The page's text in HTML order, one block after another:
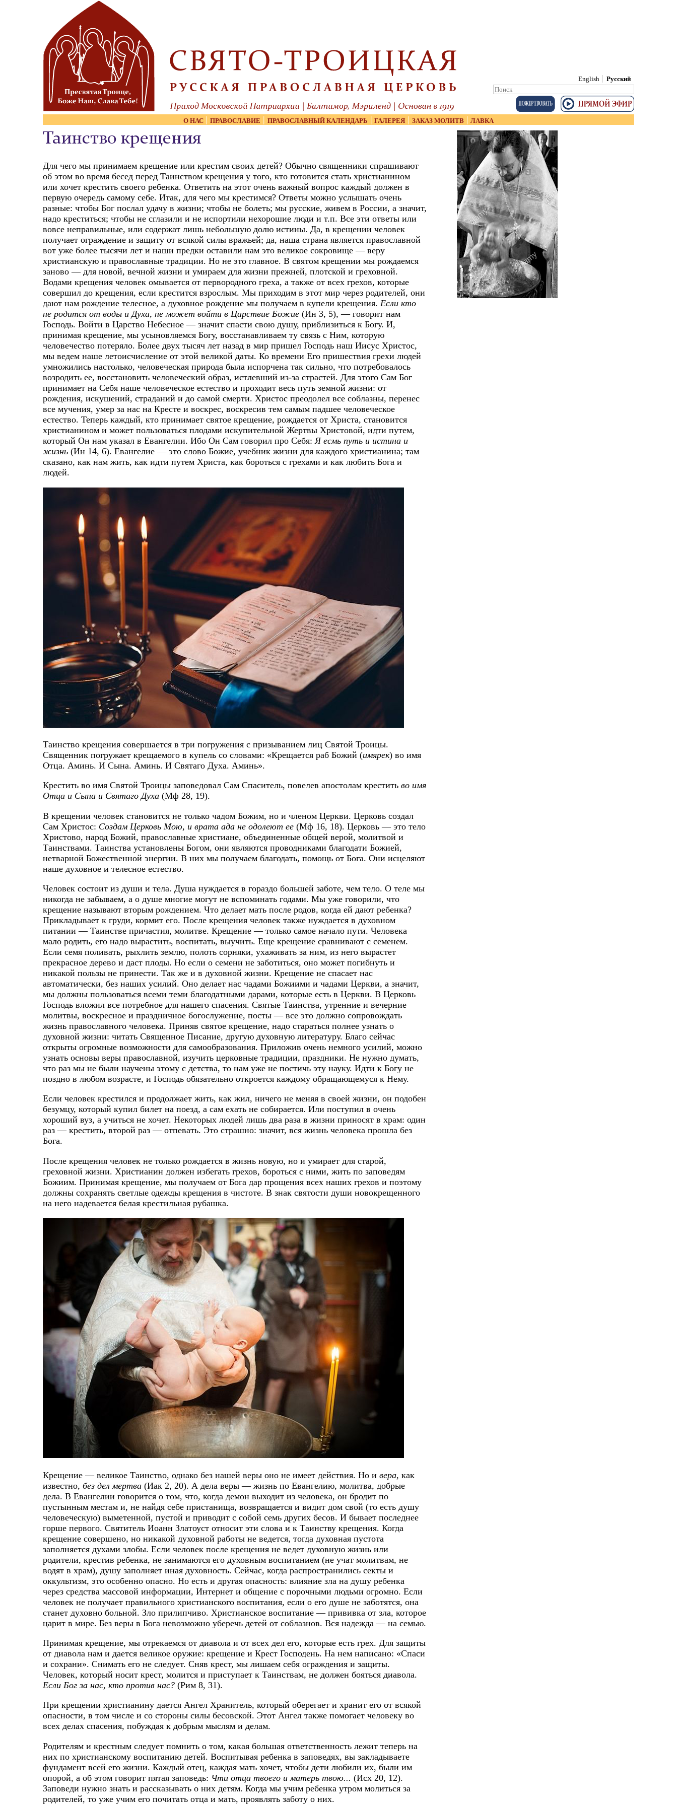
English Русский
Search: Search
О НАС | ПРАВОСЛАВИЕ | ПРАВОСЛАВНЫЙ КАЛЕНДАРЬ | ГАЛЕРЕЯ | ЗАКАЗ МОЛИТВ | ЛАВКА
Таинство крещения
Для чего мы принимаем крещение или крестим своих детей? Обычно священники спрашивают
об этом во время бесед перед Таинством крещения у того, кто готовится стать христианином
или хочет крестить своего ребенка. Ответить на этот очень важный вопрос каждый должен в
первую очередь самому себе. Итак, для чего мы крестимся? Ответы можно услышать очень
разные: чтобы Бог послал удачу в жизни; чтобы не болеть; мы русские, живем в России, а значит,
надо креститься; чтобы не сглазили и не испортили нехорошие люди и т.п. Все эти ответы или
вовсе неправильные, или содержат лишь небольшую долю истины. Да, в крещении человек
получает ограждение и защиту от всякой силы вражьей; да, наша страна является православной
вот уже более тысячи лет и наши предки оставили нам это великое сокровище — веру
христианскую и православные традиции. Но не это главное. В святом крещении мы рождаемся
заново — для новой, вечной жизни и умираем для жизни прежней, плотской и греховной.
Водами крещения человек омывается от первородного греха, а также от всех грехов, которые
совершил до крещения, если крестится взрослым. Мы приходим в этот мир через родителей, они
дают нам рождение телесное, а духовное рождение мы получаем в купели крещения.Если кто
не родится от воды и Духа, не может войти в Царствие Божие (Ин 3, 5), — говорит нам
Господь. Войти в Царство Небесное — значит спасти свою душу, приблизиться к Богу. И,
принимая крещение, мы усыновляемся Богу, восстанавливаем ту связь с Ним, которую
человечество потеряло. Более двух тысяч лет назад в мир пришел Господь наш Иисус Христос,
мы ведем наше летоисчисление от этой великой даты. Ко времени Его пришествия грехи людей
умножились настолько, человеческая природа была испорчена так сильно, что потребовалось
возродить ее, восстановить человеческий образ, истлевший из-за страстей. Для этого Сам Бог
принимает на Себя наше человеческое естество и проходит весь путь земной жизни: от
рождения, искушений, страданий и до самой смерти. Христос преодолел все соблазны, перенес
все мучения, умер за нас на Кресте и воскрес, воскресив тем самым падшее человеческое
естество. Теперь каждый, кто принимает святое крещение, рождается от Христа, становится
христианином и может пользоваться плодами искупительной Жертвы Христовой, идти путем,
который Он нам указал в Евангелии. Ибо Он Сам говорил про Себя:Я есмь путь и истина и
жизнь (Ин 14, 6). Евангелие — это слово Божие, учебник жизни для каждого христианина; там
сказано, как нам жить, как идти путем Христа, как бороться с грехами и как любить Бога и
людей.
Таинство крещения совершается в три погружения с призыванием лиц Святой Троицы.
Священник погружает крещаемого в купель со словами: «Крещается раб Божий (имярек) во имя
Отца. Аминь. И Сына. Аминь. И Святаго Духа. Аминь».
Крестить во имя Святой Троицы заповедовал Сам Спаситель, повелев апостолам креститьво имя
Отца и Сына и Святаго Духа (Мф 28, 19).
В крещении человек становится не только чадом Божим, но и членом Церкви. Церковь создал
Сам Христос: Создам Церковь Мою, и врата ада не одолеют ее (Мф 16, 18). Церковь — это тело
Христово, народ Божий, православные христиане, объединенные общей верой, молитвой и
Таинствами. Таинства установлены Богом, они являются проводниками благодати Божией,
нетварной Божественной энергии. В них мы получаем благодать, помощь от Бога. Они исцеляют
наше духовное и телесное естество.
Человек состоит из души и тела. Душа нуждается в гораздо большей заботе, чем тело. О теле мы
никогда не забываем, а о душе многие могут не вспоминать годами. Мы уже говорили, что
крещение называют вторым рождением. Что делает мать после родов, когда ей дают ребенка?
Прикладывает к груди, кормит его. После крещения человек также нуждается в духовном
питании — Таинстве причастия, молитве. Крещение — только самое начало пути. Человека
мало родить, его надо вырастить, воспитать, выучить. Еще крещение сравнивают с семенем.
Если семя поливать, рыхлить землю, полоть сорняки, ухаживать за ним, из него вырастет
прекрасное дерево и даст плоды. Но если о семени не заботиться, оно может погибнуть и
никакой пользы не принести. Так же и в духовной жизни. Крещение не спасает нас
автоматически, без наших усилий. Оно делает нас чадами Божиими и чадами Церкви, а значит,
мы должны пользоваться всеми теми благодатными дарами, которые есть в Церкви. В Церковь
Господь вложил все потребное для нашего спасения. Святые Таинства, утренние и вечерние
молитвы, воскресное и праздничное богослужение, посты — все это должно сопровождать
жизнь православного человека. Приняв святое крещение, надо стараться полнее узнать о
духовной жизни: читать Священное Писание, другую духовную литературу. Благо сейчас
открыты огромные возможности для самообразования. Приложив очень немного усилий, можно
узнать основы веры православной, изучить церковные традиции, праздники. Не нужно думать,
что раз мы не были научены этому с детства, то нам уже не постичь эту науку. Идти к Богу не
поздно в любом возрасте, и Господь обязательно откроется каждому обращающемуся к Нему.
Если человек крестился и продолжает жить, как жил, ничего не меняя в своей жизни, он подобен
безумцу, который купил билет на поезд, а сам ехать не собирается. Или поступил в очень
хороший вуз, а учиться не хочет. Некоторых людей лишь два раза в жизни приносят в храм: один
раз — крестить, второй раз — отпевать. Это страшно: значит, вся жизнь человека прошла без
Бога.
После крещения человек не только рождается в жизнь новую, но и умирает для старой,
греховной жизни. Христианин должен избегать грехов, бороться с ними, жить по заповедям
Божиим. Принимая крещение, мы получаем от Бога дар прощения всех наших грехов и поэтому
должны сохранять светлые одежды крещения в чистоте. В знак святости души новокрещенного
на него надевается белая крестильная рубашка.
Крещение — великое Таинство, однако без нашей веры оно не имеет действия. Но ивера, как
известно,без дел мертва (Иак 2, 20). А дела веры — жизнь по Евангелию, молитва, добрые
дела. В Евангелии говорится о том, что, когда демон выходит из человека, он бродит по
пустынным местам и, не найдя себе пристанища, возвращается и видит дом свой (то есть душу
человеческую) выметенной, пустой и приводит с собой семь других бесов. И бывает последнее
горше первого. Святитель Иоанн Златоуст относит эти слова и к Таинству крещения. Когда
крещение совершено, но никакой духовной работы не ведется, тогда духовная пустота
заполняется духами злобы. Если человек после крещения не ведет духовную жизнь или
родители, крестив ребенка, не занимаются его духовным воспитанием (не учат молитвам, не
водят в храм), душу заполняет иная духовность. Сейчас, когда распространились секты и
оккультизм, это особенно опасно. Но есть и другая опасность: влияние зла на душу ребенка
через средства массовой информации, Интернет и общение с порочными людьми огромно. Если
человек не получает правильного христианского воспитания, если о его душе не заботятся, она
станет духовно больной. Зло прилипчиво. Христианское воспитание — прививка от зла, которое
царит в мире. Без веры в Бога невозможно уберечь детей от соблазнов. Вся надежда — на семью.
Принимая крещение, мы отрекаемся от диавола и от всех дел его, которые есть грех. Для защиты
от диавола нам и дается великое оружие: крещение и Крест Господень. На нем написано: «Спаси
и сохрани». Снимать его не следует. Сняв крест, мы лишаем себя ограждения и защиты.
Человек, который носит крест, молится и приступает к Таинствам, не должен бояться диавола.
Если Бог за нас, кто против нас? (Рим 8, 31).
При крещении христианину дается Ангел Хранитель, который оберегает и хранит его от всякой
опасности, в том числе и со стороны силы бесовской. Этот Ангел также помогает человеку во
всех делах спасения, побуждая к добрым мыслям и делам.
Родителям и крестным следует помнить о том, какая большая ответственность лежит теперь на
них по христианскому воспитанию детей. Воспитывая ребенка в заповедях, вы закладываете
фундамент всей его жизни. Каждый отец, каждая мать хочет, чтобы дети любили их, были им
опорой, а об этом говорит пятая заповедь: Чти отца твоего и матерь твою... (Исх 20, 12).
Заповеди нужно знать и рассказывать о них детям. Когда мы учим ребенка утром молиться за
родителей, то уже учим его почитать отца и мать, проявлять заботу о них.